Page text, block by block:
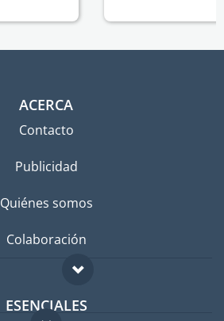
ACERCA
Contacto
Publicidad
Quiénes somos
Colaboración
ESENCIALES